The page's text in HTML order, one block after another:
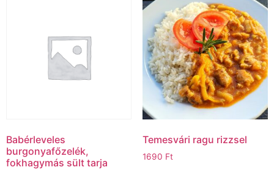
Babérleveles
burgonyafőzelék,
fokhagymás sült tarja
Temesvári ragu rizzsel
1690 Ft